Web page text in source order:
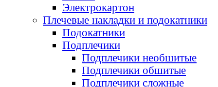
Электрокартон
Плечевые накладки и подокатники
Подокатники
Подплечики
Подплечики необшитые
Подплечики обшитые
Подплечики сложные